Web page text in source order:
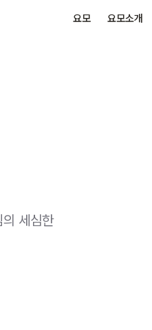
요모 요모소개
세심한